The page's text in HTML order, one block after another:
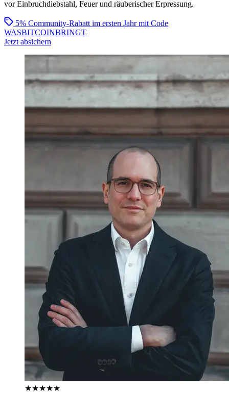
vor Einbruchdiebstahl, Feuer und räuberischer Erpressung.
5% Community-Rabatt im ersten Jahrmit Code
WASBITCOINBRINGT
Jetzt absichern
★★★★★